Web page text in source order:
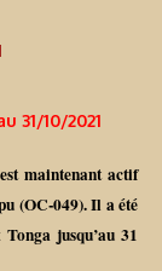
31/10/2021
maintenant actif
(OC-049). Il a été
jusqu’au 31